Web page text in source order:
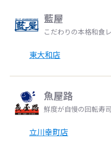
藍屋
こだわりの本格和食
東大和店
魚屋路
鮮度が自慢の回転寿司
立川幸町店